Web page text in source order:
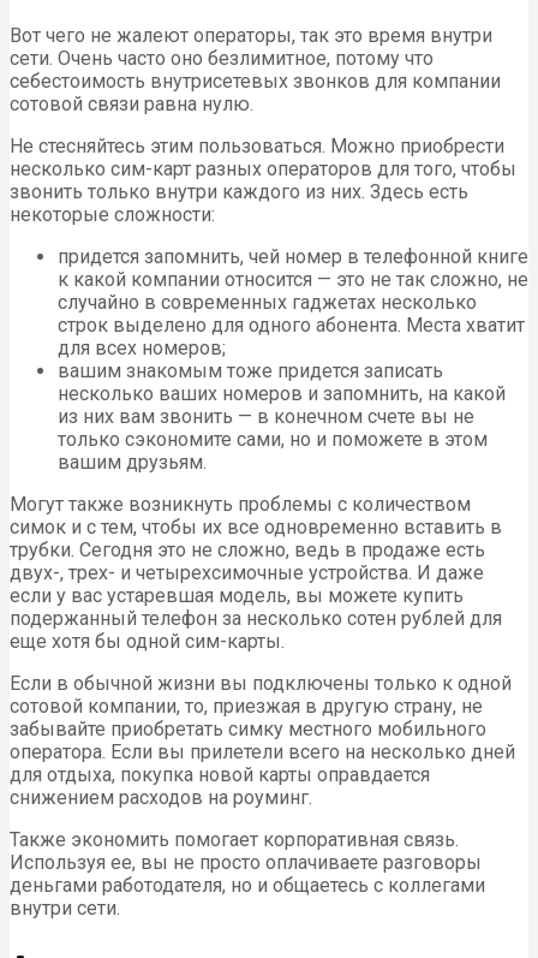
Вот чего не жалеют операторы, так это время внутри
сети. Очень часто оно безлимитное, потому что
себестоимость внутрисетевых звонков для компании
сотовой связи равна нулю.
Не стесняйтесь этим пользоваться. Можно приобрести
несколько сим-карт разных операторов для того, чтобы
звонить только внутри каждого из них. Здесь есть
некоторые сложности:
придется запомнить, чей номер в телефонной книге
к какой компании относится — это не так сложно, не
случайно в современных гаджетах несколько
строк выделено для одного абонента. Места хватит
для всех номеров;
вашим знакомым тоже придется записать
несколько ваших номеров и запомнить, на какой
из них вам звонить — в конечном счете вы не
только сэкономите сами, но и поможете в этом
вашим друзьям.
Могут также возникнуть проблемы с количеством
симок и с тем, чтобы их все одновременно вставить в
трубки. Сегодня это не сложно, ведь в продаже есть
двух-, трех- и четырехсимочные устройства. И даже
если у вас устаревшая модель, вы можете купить
подержанный телефон за несколько сотен рублей для
еще хотя бы одной сим-карты.
Если в обычной жизни вы подключены только к одной
сотовой компании, то, приезжая в другую страну, не
забывайте приобретать симку местного мобильного
оператора. Если вы прилетели всего на несколько дней
для отдыха, покупка новой карты оправдается
снижением расходов на роуминг.
Также экономить помогает корпоративная связь.
Используя ее, вы не просто оплачиваете разговоры
деньгами работодателя, но и общаетесь с коллегами
внутри сети.